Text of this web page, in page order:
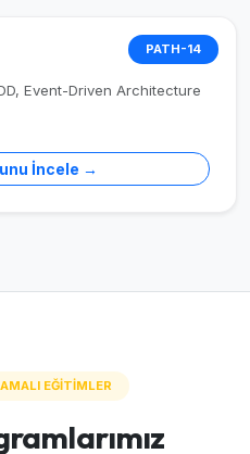
PATH-14
Event-Driven Architecture
İncele →
EĞİTİMLER